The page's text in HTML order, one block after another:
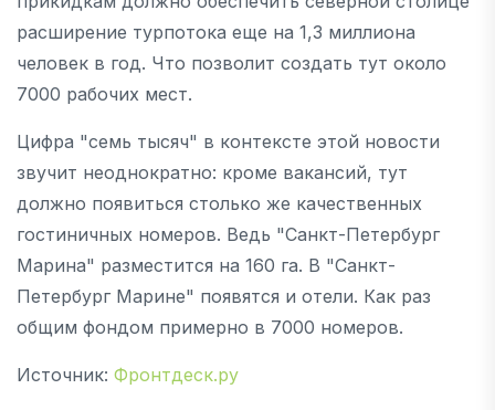
расширение турпотока еще на 1,3 миллиона
человек в год. Что позволит создать тут около
7000 рабочих мест.
Цифра "семь тысяч" в контексте этой новости
звучит неоднократно: кроме вакансий, тут
должно появиться столько же качественных
гостиничных номеров. Ведь "Санкт-Петербург
Марина" разместится на 160 га. В "Санкт-
Петербург Марине" появятся и отели. Как раз
общим фондом примерно в 7000 номеров.
Источник: Фронтдеск.ру